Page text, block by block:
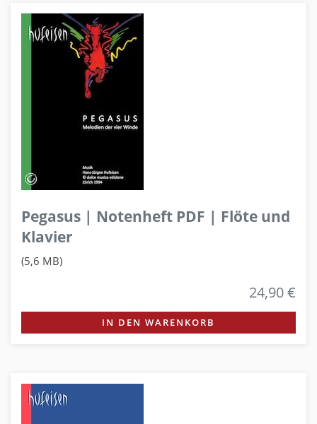
Pegasus | Notenheft PDF | Flöte und
Klavier
(5,6 MB)
24,90 €
IN DEN WARENKORB